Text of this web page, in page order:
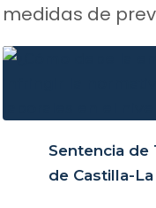
medidas de
Sentencia de
de Castilla-